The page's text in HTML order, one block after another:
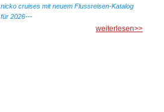
nicko cruises mit neuem Flussreisen-Katalog
für 2026---
weiterlesen>>